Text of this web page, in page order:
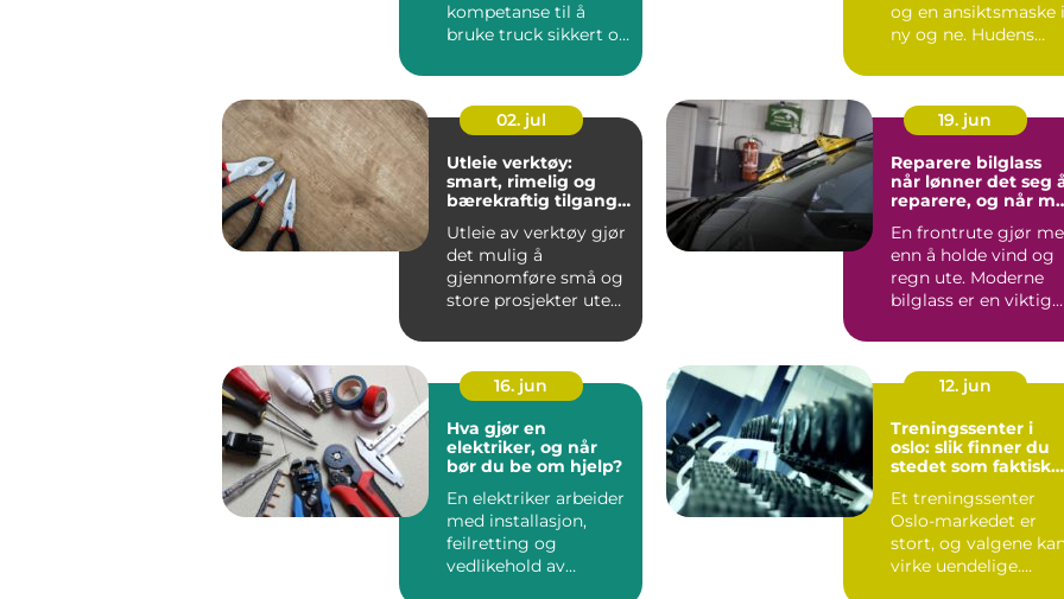
kompetanse til å
bruke truck sikkert og
arbeidsplassen....
og en ansiktsmaske i
ny og ne. Hudens
med al...
02. jul
Utleie verktøy:
smart, rimelig og
bærekraftig tilgang
Utleie av verktøy gjør
det mulig å
gjennomføre små og
store prosjekter uten
19. jun
Reparere bilglass
når lønner det seg
reparere, og når
En frontrute gjør
enn å holde vind og
regn ute. Moderne
bilglass er en viktig
16. jun
Hva gjør en
elektriker, og når
bør du be om hjelp?
En elektriker arbeider
med installasjon,
feilretting og
vedlikehold av
12. jun
Treningssenter i
oslo: slik finner du
stedet som faktisk
Et treningssenter
Oslo-markedet er
stort, og valgene
virke uendelige.